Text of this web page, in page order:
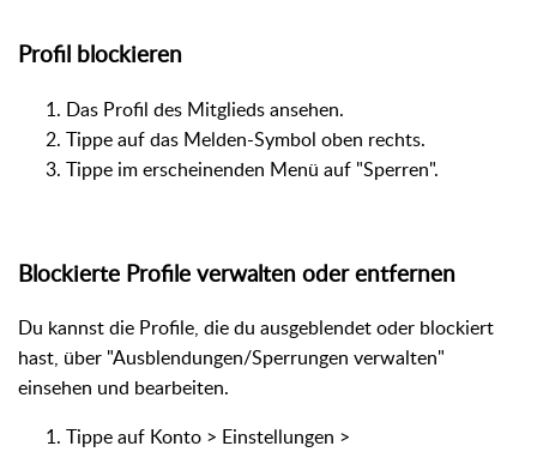
Profil blockieren
Das Profil des Mitglieds ansehen.
Tippe auf das Melden-Symbol oben rechts.
Tippe im erscheinenden Menü auf "Sperren".
Blockierte Profile verwalten oder entfernen
Du kannst die Profile, die du ausgeblendet oder blockiert
hast, über "Ausblendungen/Sperrungen verwalten"
einsehen und bearbeiten.
Tippe auf Konto > Einstellungen >